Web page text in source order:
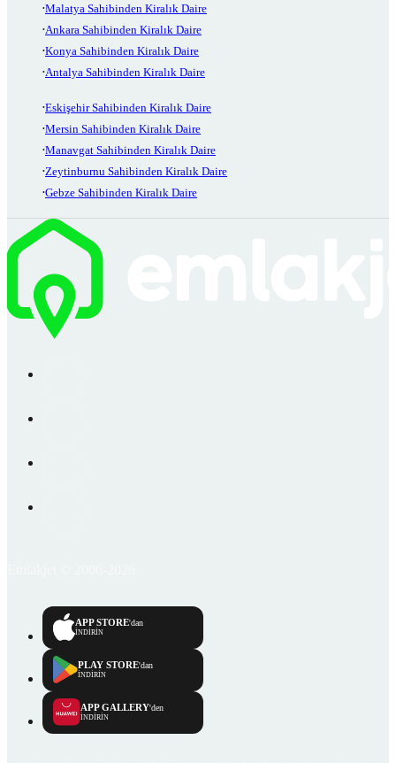
Malatya Sahibinden Kiralık Daire
Ankara Sahibinden Kiralık Daire
Konya Sahibinden Kiralık Daire
Antalya Sahibinden Kiralık Daire
Eskişehir Sahibinden Kiralık Daire
Mersin Sahibinden Kiralık Daire
Manavgat Sahibinden Kiralık Daire
Zeytinburnu Sahibinden Kiralık Daire
Gebze Sahibinden Kiralık Daire
APP STORE'dan
İNDİRİN
PLAY STORE'dan
İNDİRİN
APP GALLERY'den
İNDİRİN